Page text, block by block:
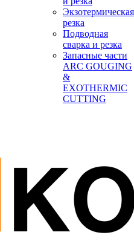
Экзотермическая
резка
Подводная
сварка и резка
Запасные части
ARC GOUGING
&
EXOTHERMIC
CUTTING